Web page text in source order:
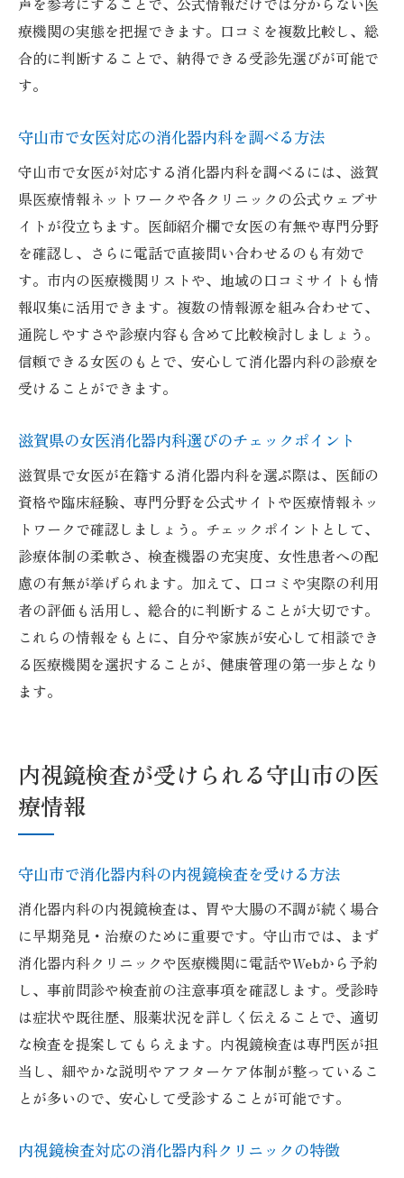
療機関の実態を把握できます。口コミを複数比較し、総
合的に判断することで、納得できる受診先選びが可能で
す。
守山市で女医対応の消化器内科を調べる方法
守山市で女医が対応する消化器内科を調べるには、滋賀
県医療情報ネットワークや各クリニックの公式ウェブサ
イトが役立ちます。医師紹介欄で女医の有無や専門分野
を確認し、さらに電話で直接問い合わせるのも有効で
す。市内の医療機関リストや、地域の口コミサイトも情
報収集に活用できます。複数の情報源を組み合わせて、
通院しやすさや診療内容も含めて比較検討しましょう。
信頼できる女医のもとで、安心して消化器内科の診療を
受けることができます。
滋賀県の女医消化器内科選びのチェックポイント
滋賀県で女医が在籍する消化器内科を選ぶ際は、医師の
資格や臨床経験、専門分野を公式サイトや医療情報ネッ
トワークで確認しましょう。チェックポイントとして、
診療体制の柔軟さ、検査機器の充実度、女性患者への配
慮の有無が挙げられます。加えて、口コミや実際の利用
者の評価も活用し、総合的に判断することが大切です。
これらの情報をもとに、自分や家族が安心して相談でき
る医療機関を選択することが、健康管理の第一歩となり
ます。
内視鏡検査が受けられる守山市の医
療情報
守山市で消化器内科の内視鏡検査を受ける方法
消化器内科の内視鏡検査は、胃や大腸の不調が続く場合
に早期発見・治療のために重要です。守山市では、まず
消化器内科クリニックや医療機関に電話やWebから予約
し、事前問診や検査前の注意事項を確認します。受診時
は症状や既往歴、服薬状況を詳しく伝えることで、適切
な検査を提案してもらえます。内視鏡検査は専門医が担
当し、細やかな説明やアフターケア体制が整っているこ
とが多いので、安心して受診することが可能です。
内視鏡検査対応の消化器内科クリニックの特徴